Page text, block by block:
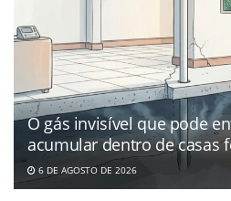
O gás invisível que pode
acumular dentro de casas
6 DE AGOSTO DE 2026